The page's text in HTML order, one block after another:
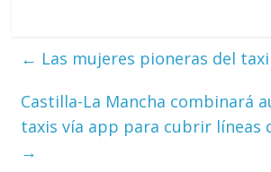
← Las mujeres pioneras del taxi
Castilla-La Mancha combinará
taxis vía app para cubrir líneas
→